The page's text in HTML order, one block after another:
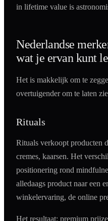
in lifetime value is
Nederlandse
wat je ervan kunt
Het is makkelijk om te
overtuigender om te laten
Rituals
Rituals verkoopt producten
cremes, kaarsen. Het
positionering rond
alledaags product naar een
winkelervaring, de online
Het resultaat: premium